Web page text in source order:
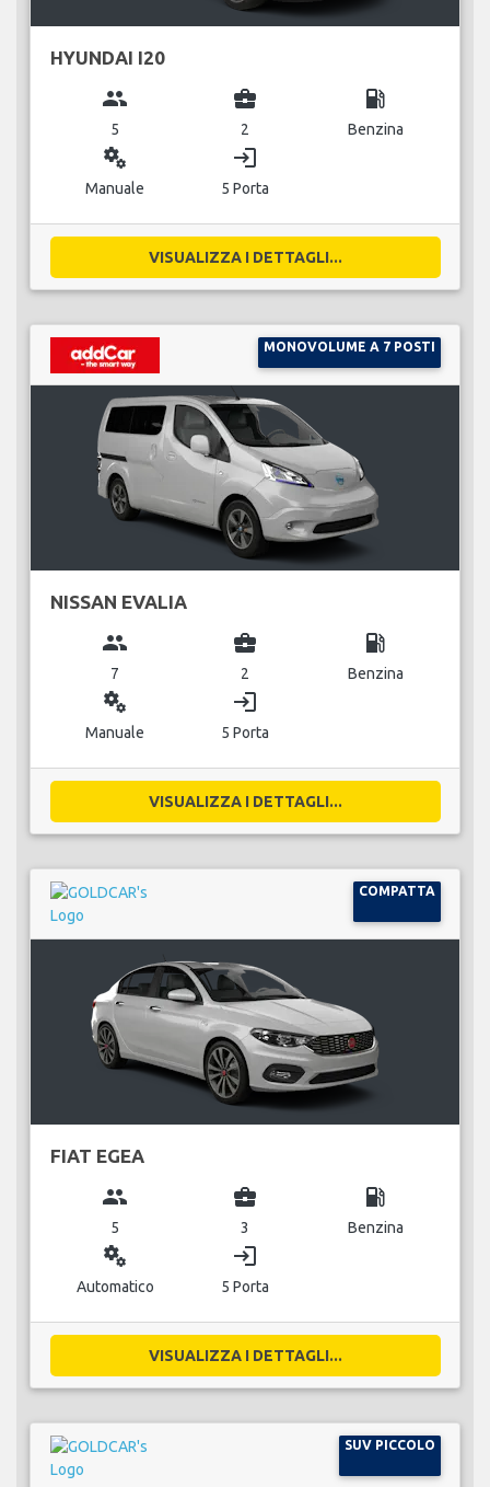
HYUNDAI I20
group
5
business_center
2
local_gas_station
Benzina
miscellaneous_services
Manuale
login
5 Porta
VISUALIZZA I DETTAGLI...
MONOVOLUME A 7 POSTI
NISSAN EVALIA
group
7
business_center
2
local_gas_station
Benzina
miscellaneous_services
Manuale
login
5 Porta
VISUALIZZA I DETTAGLI...
COMPATTA
FIAT EGEA
group
5
business_center
3
local_gas_station
Benzina
miscellaneous_services
Automatico
login
5 Porta
VISUALIZZA I DETTAGLI...
SUV PICCOLO